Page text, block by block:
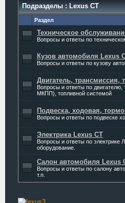
Подразделы: Lexus CT
Раздел
Техническое
Вопросы и ответы по
Кузов автомобиля Lexus
Вопросы и ответы по кузову
Двигатель, трансмиссия,
Вопросы и ответы по
МКПП), топливной системой
Подвеска, ходовая,
Вопросы и ответы по подвеске
Электрика Lexus CT
Вопросы и ответы по электрике
оборудование.
Салон автомобиля Lexus
Вопросы и ответы по салону
т.п.